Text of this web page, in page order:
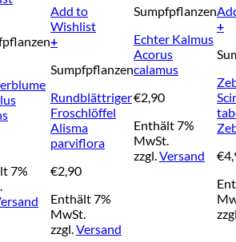
7%
Add to
Wishlist
+
Sumpfpflanzen
Rundblättriger
Froschlöffel
Alisma
parviflora
€2,90
Enthält 7%
MwSt.
zzgl.Versand
Sumpfpflanzen
Echter Kalmus
Acorus
calamus
€2,90
Enthält 7%
MwSt.
zzgl.Versand
+
€